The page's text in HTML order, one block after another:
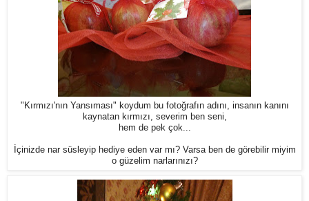
"Kırmızı'nın Yansıması" koydum bu fotoğrafın adını, insanın kanını
kaynatan kırmızı, severim ben seni,
hem de pek çok...
İçinizde nar süsleyip hediye eden var mı? Varsa ben de görebilir miyim
o güzelim narlarınızı?